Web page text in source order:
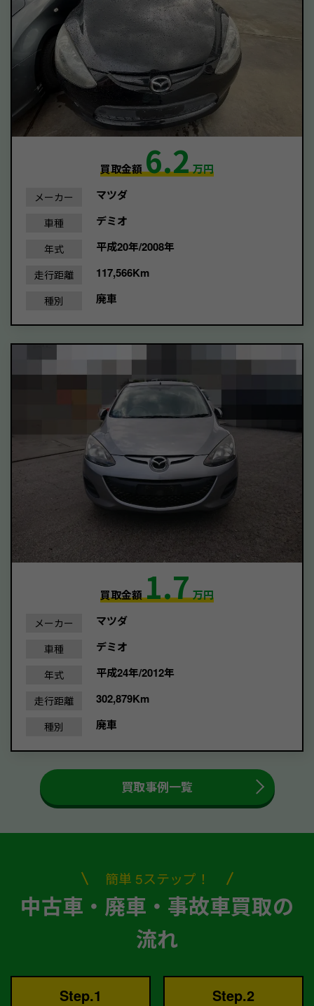
買取金額6.2万円
メーカー マツダ
車種 デミオ
年式 平成20年/2008年
走行距離 117,566Km
種別 廃車
買取金額1.7万円
メーカー マツダ
車種 デミオ
年式 平成24年/2012年
走行距離 302,879Km
種別 廃車
買取事例一覧
簡単 5ステップ！
中古車・廃車・事故車買取の
流れ
Step.1 Step.2